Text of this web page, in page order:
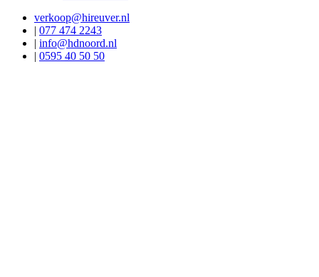
verkoop@hireuver.nl
| 077 474 2243
| info@hdnoord.nl
| 0595 40 50 50